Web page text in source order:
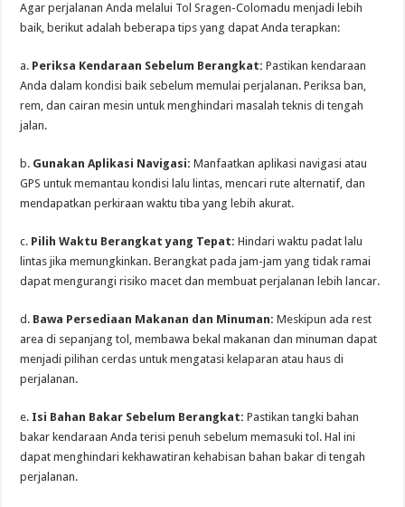
Agar perjalanan Anda melalui Tol Sragen-Colomadu menjadi lebih
baik, berikut adalah beberapa tips yang dapat Anda terapkan:
a. Periksa Kendaraan Sebelum Berangkat: Pastikan kendaraan
Anda dalam kondisi baik sebelum memulai perjalanan. Periksa ban,
rem, dan cairan mesin untuk menghindari masalah teknis di tengah
jalan.
b. Gunakan Aplikasi Navigasi: Manfaatkan aplikasi navigasi atau
GPS untuk memantau kondisi lalu lintas, mencari rute alternatif, dan
mendapatkan perkiraan waktu tiba yang lebih akurat.
c. Pilih Waktu Berangkat yang Tepat: Hindari waktu padat lalu
lintas jika memungkinkan. Berangkat pada jam-jam yang tidak ramai
dapat mengurangi risiko macet dan membuat perjalanan lebih lancar.
d. Bawa Persediaan Makanan dan Minuman: Meskipun ada rest
area di sepanjang tol, membawa bekal makanan dan minuman dapat
menjadi pilihan cerdas untuk mengatasi kelaparan atau haus di
perjalanan.
e. Isi Bahan Bakar Sebelum Berangkat: Pastikan tangki bahan
bakar kendaraan Anda terisi penuh sebelum memasuki tol. Hal ini
dapat menghindari kekhawatiran kehabisan bahan bakar di tengah
perjalanan.